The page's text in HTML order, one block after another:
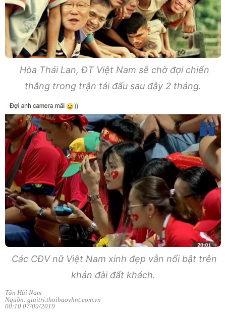
Hòa Thái Lan, ĐT Việt Nam sẽ chờ đợi chiến
thắng trong trận tái đấu sau đây 2 tháng.
Các CĐV nữ Việt Nam xinh đẹp vẫn nổi bật trên
khán đài đất khách.
Tấn Hải Nam
Nguồn: giaitri.thoibaovhnt.com.vn
00:10 07/09/2019